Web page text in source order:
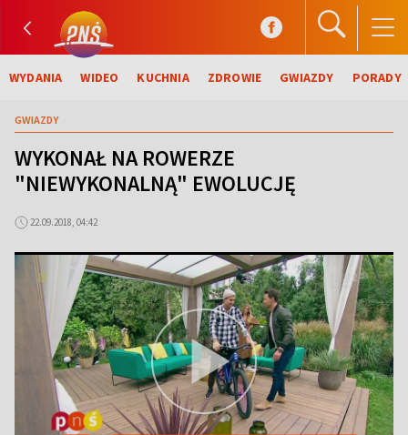
WYDANIA WIDEO KUCHNIA ZDROWIE GWIAZDY PORADY
GWIAZDY
WYKONAŁ NA ROWERZE
"NIEWYKONALNĄ" EWOLUCJĘ
22.09.2018, 04:42